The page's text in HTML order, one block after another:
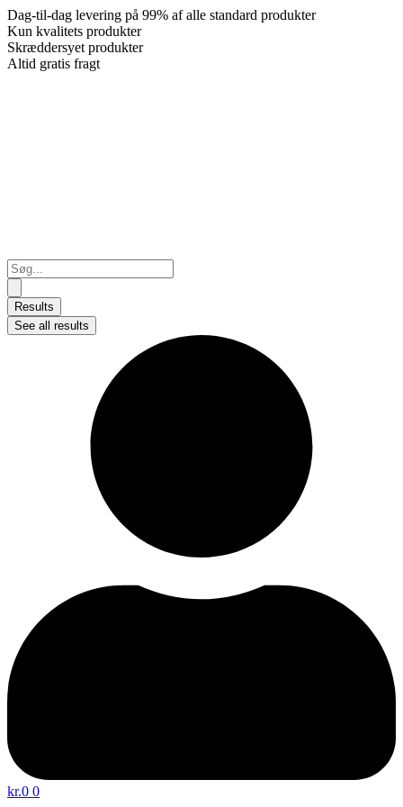
Dag-til-dag levering på 99% af alle standard produkter
Kun kvalitets produkter
Skræddersyet produkter
Altid gratis fragt
Search
...
Results
See all results
kr.0 0